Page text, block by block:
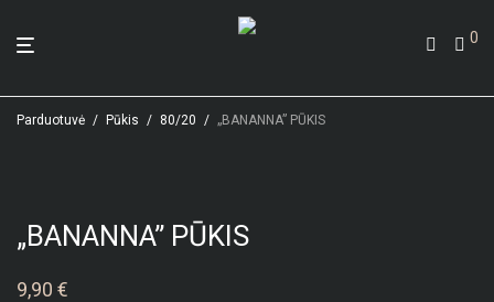
0
Parduotuvė / Pūkis / 80/20 / „BANANNA” PŪKIS
„BANANNA” PŪKIS
9,90 €